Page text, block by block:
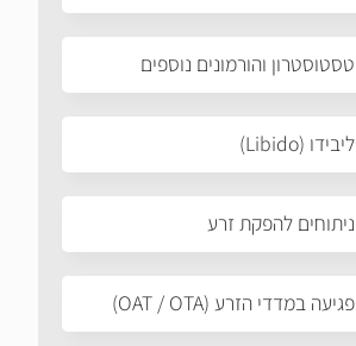
טסטוסטרון והורמונים נוספים
ליבידו (Libido)
ניתוחים להפקת זרע
פגיעה במדדי הזרע (OAT / OTA)